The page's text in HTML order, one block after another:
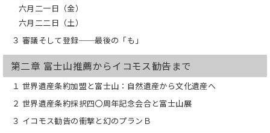
六月二一日（金）
六月二二日（土）
３ 審議そして登録──最後の「も」
第二章 富士山推薦からイコモス勧告まで
１ 世界遺産条約加盟と富士山：自然遺産から文化遺産へ
２ 世界遺産条約採択四〇周年記念会合と富士山展
３ イコモス勧告の衝撃と幻のプランＢ